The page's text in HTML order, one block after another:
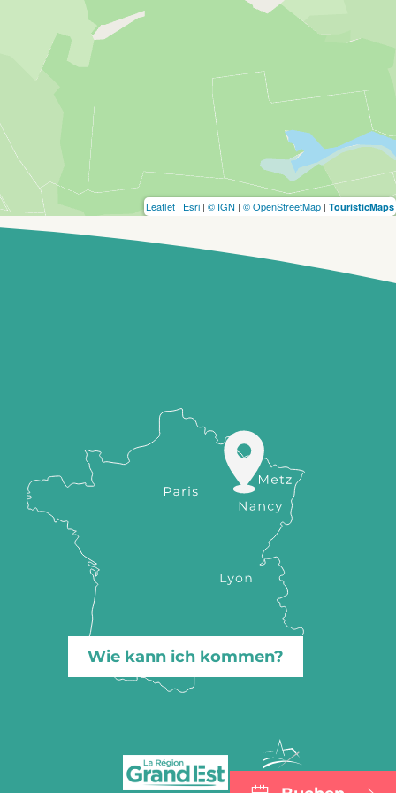
Leaflet | Esri | © IGN | © OpenStreetMap | TouristicMaps
Wie kann ich kommen?